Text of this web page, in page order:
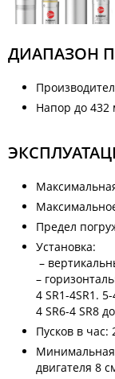
ДИАПАЗОН
Напор до 432
Предел
Установка:
–
–
4 SR1-4SR1.
4 SR6-4 SR8
Пусков в
Минимальная
двигателя 8